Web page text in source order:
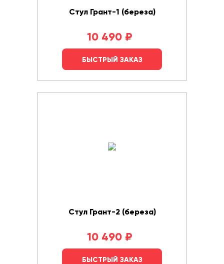
Стул Грант-1 (береза)
10 490 ₽
БЫСТРЫЙ ЗАКАЗ
Стул Грант-2 (береза)
10 490 ₽
БЫСТРЫЙ ЗАКАЗ